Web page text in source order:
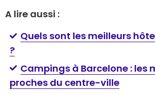
A lire aussi :
Quels sont les meilleurs
?
Campings à Barcelone : les
proches du centre-ville